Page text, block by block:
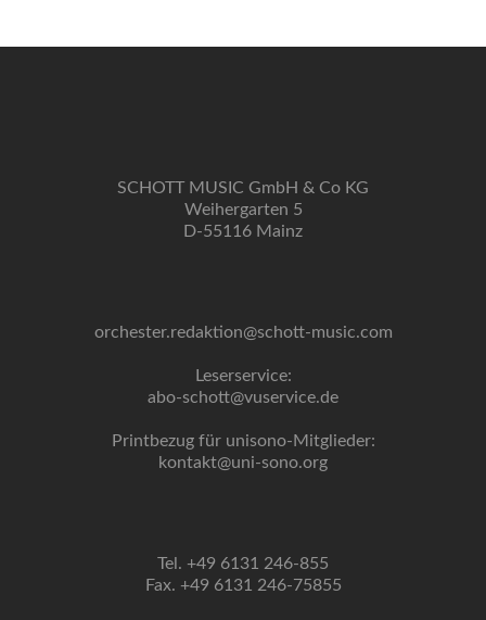
SCHOTT MUSIC GmbH & Co KG
Weihergarten 5
D-55116 Mainz
orchester.redaktion@schott-music.com
Leserservice:
abo-schott@vuservice.de
Printbezug für unisono-Mitglieder:
kontakt@uni-sono.org
Tel. +49 6131 246-855
Fax. +49 6131 246-75855